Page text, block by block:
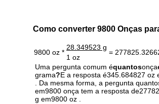
Como converter 9800 Onças
9800 oz *
28.349523 g
=
1 oz
Uma pergunta comum équantosonça
grama?E a resposta é345.684827 oz
. Da mesma forma, a pergunta
em9800 onça tem a resposta
g em9800 oz .